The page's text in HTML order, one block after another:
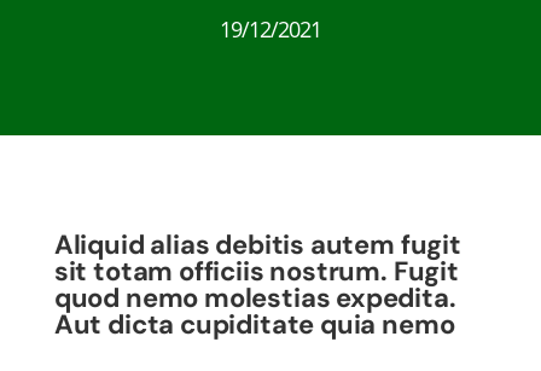
19/12/2021
Aliquid alias debitis autem fugit
sit totam officiis nostrum. Fugit
quod nemo molestias expedita.
Aut dicta cupiditate quia nemo